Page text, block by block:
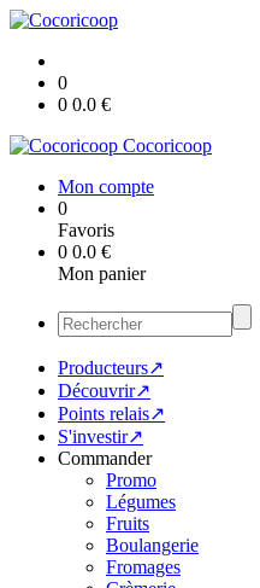
0
0 0.0 €
Cocoricoop
Mon compte
0
Favoris
0 0.0 €
Mon panier
Producteurs↗
Découvrir↗
Points relais↗
S'investir↗
Commander
Promo
Légumes
Fruits
Boulangerie
Fromages